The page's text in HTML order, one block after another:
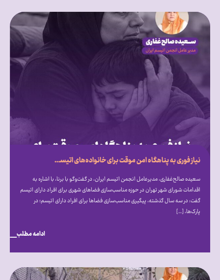
نیاز فوری به پناهگاه امن موقت برای خانواده‌های اتیسم در بحران‌ها
سعیده صالح‌غفاری، مدیرعامل انجمن اتیسم ایران، در گفت‌و‌گو با برنا، با اشاره به
اقدامات شورای شهر تهران در حوزه مناسب‌سازی فضا‌های شهری برای افراد دارای اتیسم
گفت: در سه سال گذشته، پیگیری مناسب‌سازی فضا‌ها برای افراد دارای اتیسم؛ در
پارک‌ها، […]
ادامه مطلب